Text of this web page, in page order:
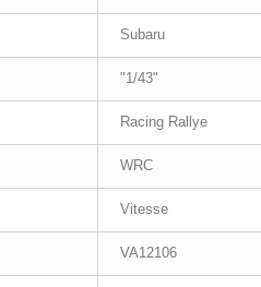
Subaru
"1/43"
Racing Rallye
WRC
Vitesse
VA12106